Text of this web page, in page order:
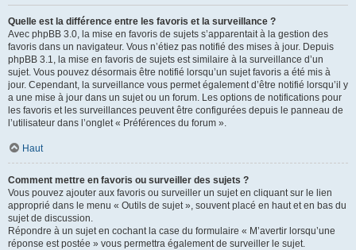
Quelle est la différence entre les favoris et la surveillance ?
Avec phpBB 3.0, la mise en favoris de sujets s’apparentait à la gestion des
favoris dans un navigateur. Vous n’étiez pas notifié des mises à jour. Depuis
phpBB 3.1, la mise en favoris de sujets est similaire à la surveillance d’un
sujet. Vous pouvez désormais être notifié lorsqu’un sujet favoris a été mis à
jour. Cependant, la surveillance vous permet également d’être notifié lorsqu’il y
a une mise à jour dans un sujet ou un forum. Les options de notifications pour
les favoris et les surveillances peuvent être configurées depuis le panneau de
l’utilisateur dans l’onglet « Préférences du forum ».
Haut
Comment mettre en favoris ou surveiller des sujets ?
Vous pouvez ajouter aux favoris ou surveiller un sujet en cliquant sur le lien
approprié dans le menu « Outils de sujet », souvent placé en haut et en bas du
sujet de discussion.
Répondre à un sujet en cochant la case du formulaire « M’avertir lorsqu’une
réponse est postée » vous permettra également de surveiller le sujet.